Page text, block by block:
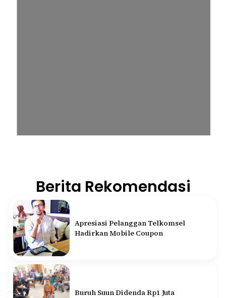
Berita Rekomendasi
Apresiasi Pelanggan Telkomsel
Hadirkan Mobile Coupon
Buruh Suun Didenda Rp1 Juta